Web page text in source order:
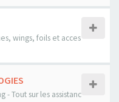
wings, foils et acces
- Tout sur les assistanc